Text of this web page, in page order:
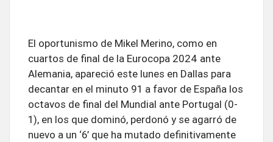
El oportunismo de Mikel Merino, como en
cuartos de final de la Eurocopa 2024 ante
Alemania, apareció este lunes en Dallas para
decantar en el minuto 91 a favor de España los
octavos de final del Mundial ante Portugal (0-
1), en los que dominó, perdonó y se agarró de
nuevo a un ‘6’ que ha mutado definitivamente